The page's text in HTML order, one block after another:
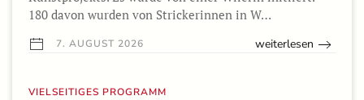
180 davon wurden von Strickerinnen in W…
7. AUGUST 2026 weiterlesen
VIELSEITIGES PROGRAMM